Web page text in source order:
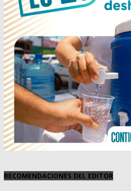
RECOMENDACIONES DEL EDITOR